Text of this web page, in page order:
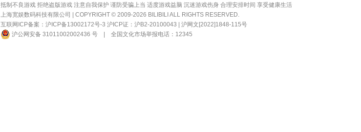
抵制不良游戏 拒绝盗版游戏 注意自我保护 谨防受骗上当 适度游戏益脑 沉迷游戏伤身 合理安排时间 享受健康生活
上海宽娱数码科技有限公司 | COPYRIGHT © 2009-2026 BILIBILI ALL RIGHTS RESERVED.
互联网ICP备案： 沪ICP备13002172号-3 沪ICP证：沪B2-20100043 | 沪网文[2022]1848-115号
沪公网安备 31011002002436 号
全国文化市场举报电话：12345